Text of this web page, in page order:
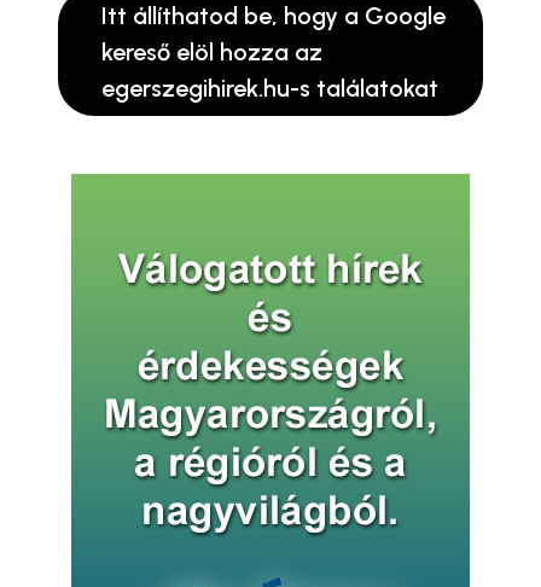
Itt állíthatod be, hogy a Google
kereső elöl hozza az
egerszegihirek.hu-s találatokat